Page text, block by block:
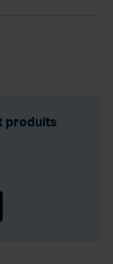
produits